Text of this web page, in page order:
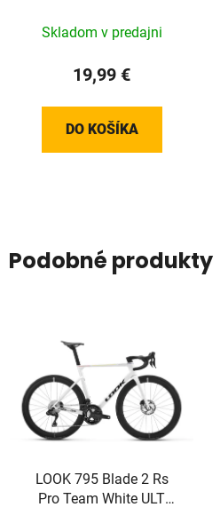
Skladom v predajni
19,99 €
DO KOŠÍKA
Podobné produkty
LOOK 795 Blade 2 Rs
Pro Team White ULT